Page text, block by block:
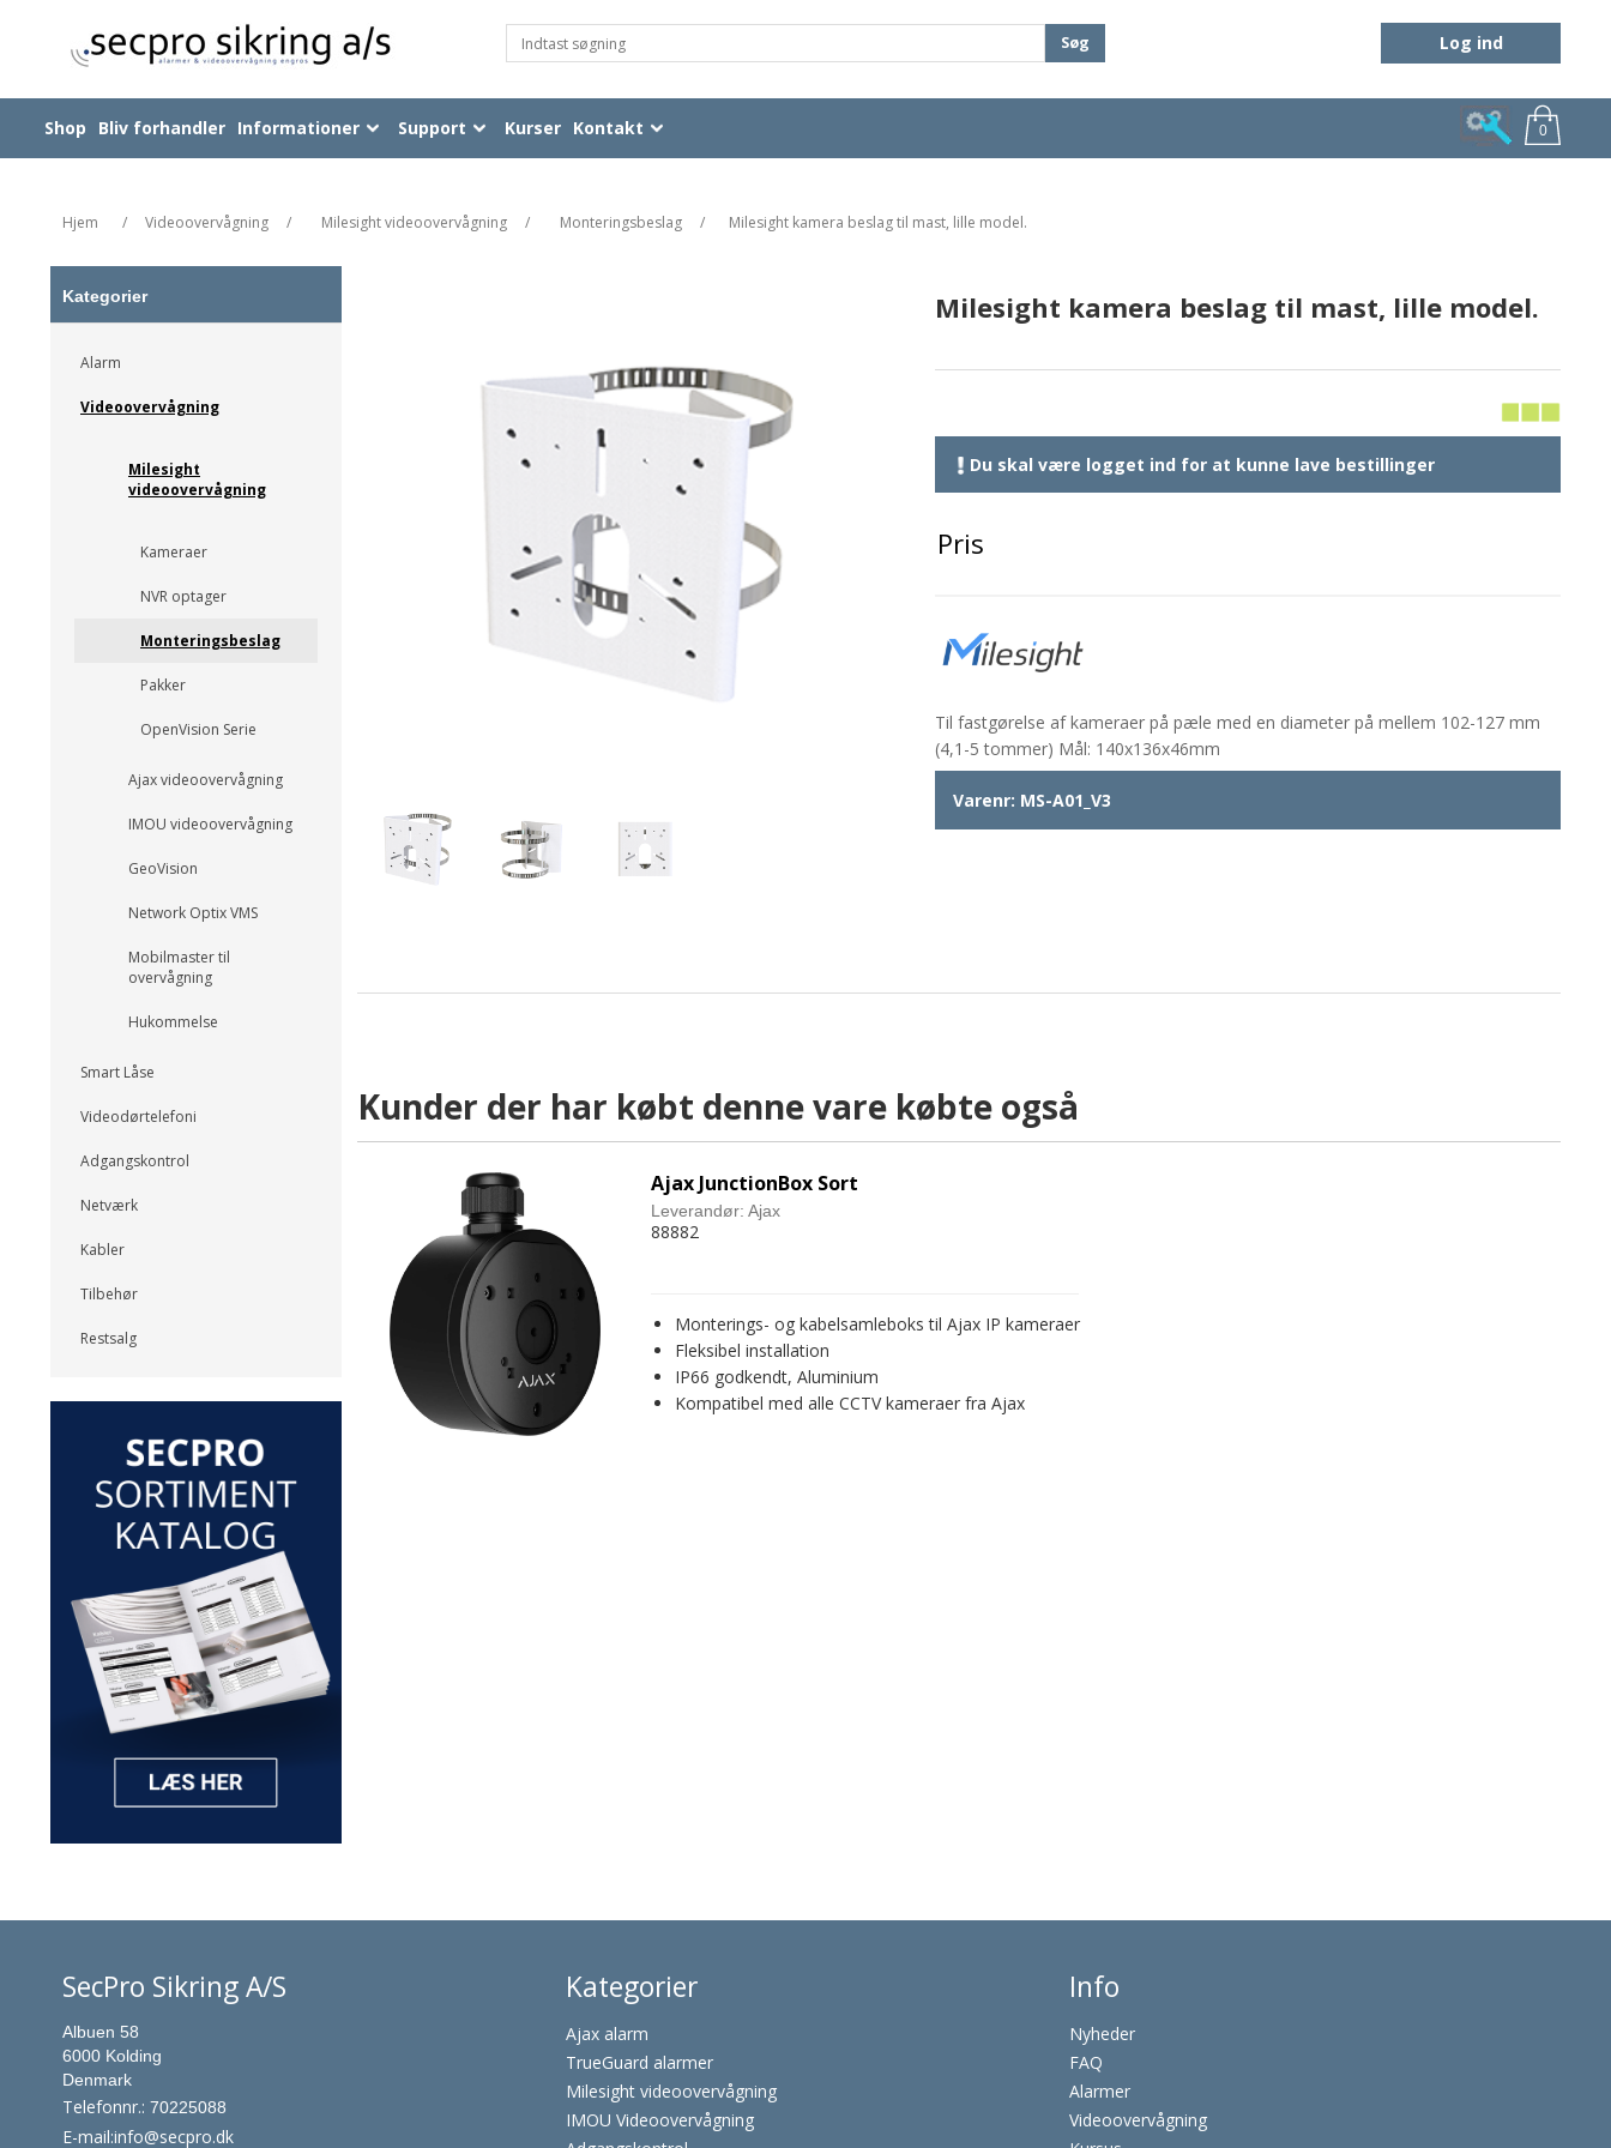
Søg Log ind
0
Shop Bliv forhandler Informationer Support Kurser Kontakt
Hjem / Videoovervågning / Milesight videoovervågning / Monteringsbeslag / Milesight kamera beslag til mast, lille model.
Kategorier
Alarm
Videoovervågning
Milesight
videoovervågning
Kameraer
NVR optager
Monteringsbeslag
Pakker
OpenVision Serie
Ajax videoovervågning
IMOU videoovervågning
GeoVision
Network Optix VMS
Mobilmaster til
overvågning
Hukommelse
Smart Låse
Videodørtelefoni
Adgangskontrol
Netværk
Kabler
Tilbehør
Restsalg
Milesight kamera beslag til mast, lille model.
Du skal være logget ind for at kunne lave bestillinger
Pris
Til fastgørelse af kameraer på pæle med en diameter på mellem 102-127 mm
(4,1-5 tommer) Mål: 140x136x46mm
Varenr: MS-A01_V3
Kunder der har købt denne vare købte også
Ajax JunctionBox Sort
Leverandør: Ajax
88882
Monterings- og kabelsamleboks til Ajax IP kameraer
Fleksibel installation
IP66 godkendt, Aluminium
Kompatibel med alle CCTV kameraer fra Ajax
SecPro Sikring A/S
Albuen 58
6000 Kolding
Denmark
Telefonnr.: 70225088
E-mail:info@secpro.dk
Kategorier
Ajax alarm
TrueGuard alarmer
Milesight videoovervågning
IMOU Videoovervågning
Info
Nyheder
FAQ
Alarmer
Videoovervågning